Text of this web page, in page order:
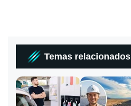
Temas relacionados